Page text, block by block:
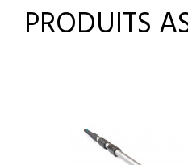
PRODUITS